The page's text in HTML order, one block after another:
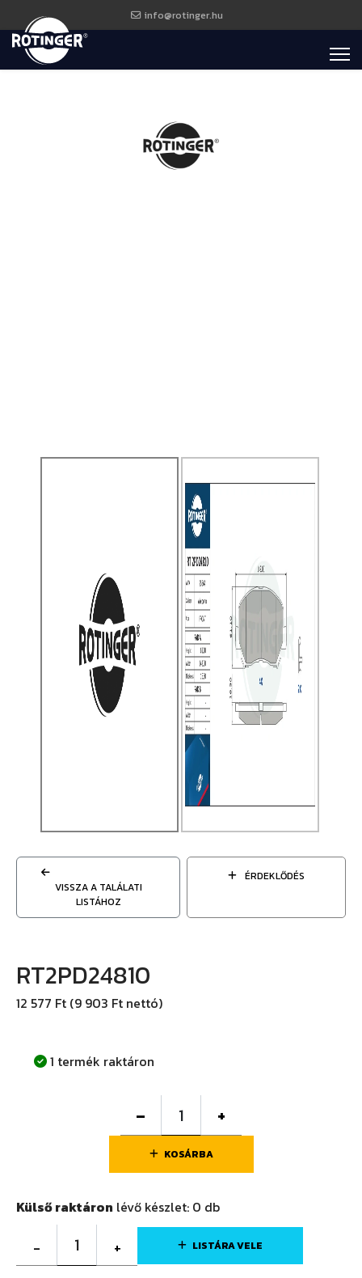
info@rotinger.hu
VISSZA A TALÁLATI
LISTÁHOZ
ÉRDEKLŐDÉS
RT2PD24810
12 577 Ft (9 903 Ft nettó)
1 termék raktáron
– +
KOSÁRBA
Külső raktáron lévő készlet: 0 db
- 1 + LISTÁRA VELE